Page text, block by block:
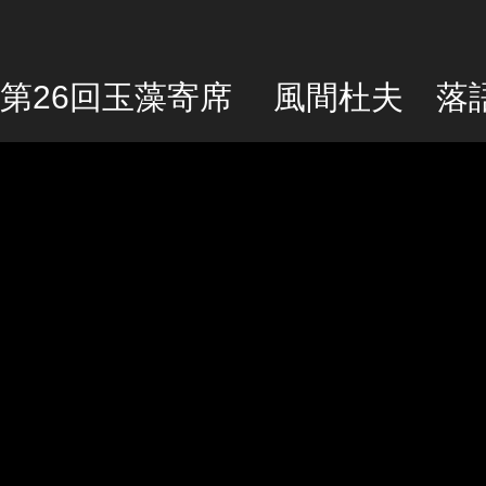
第26回玉藻寄席 風間杜夫 落